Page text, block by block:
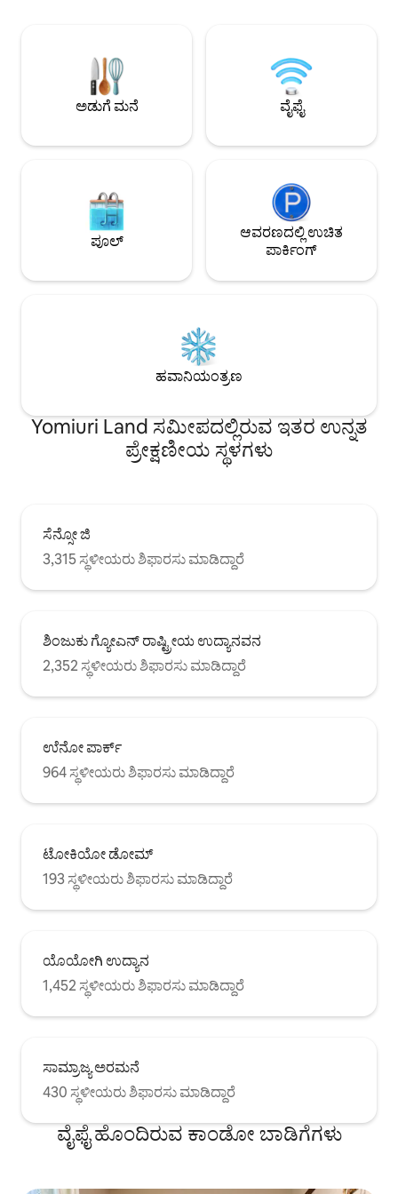
ಅನುಭವದಿಂದ, ನಾನು ಅಂತಹ ಸ್ಥಳವನ್ನು
ಹೊಂದಿದ್ದರೆ, ನನ್ನನ್ನು ಆತ್ಮವಿಶ್ವಾಸದಿಂದ ಆಡಲು
ಕರೆದೊಯ್ಯಲು ಸಾಧ್ಯವಾಗುತ್ತದೆ ಎಂದು ನಾನು
ಭಾವಿಸಿದೆ. ಜಗತ್ತು ಜನರು ಹೊಸ ವಿಷಯಗಳನ್ನು
ಕೆಲಸಗಳನ್ನು ಮಾಡಬಹುದು ಮತ್ತು ಪ್ರತಿದಿನ ಹೆಚ್ಚು
ಬುಕ್ ಮಾಡಿದ ಜನರ ಸಂಖ್ಯೆಗಿಂತ ಹೆಚ್ಚಿನ ಜನರನ್ನು
ದೃಢೀಕರಿಸಿದರೆ (ರೂಮ್‌ಗೆ ಪ್ರವೇಶಿಸಿದರೆ), ನಾವು
ಹೆಚ್ಚುವರಿ ಶುಲ್ಕವಾಗಿ ದಿನಕ್ಕೆ ಪ್ರತಿ ವ್ಯಕ್ತಿಗೆ 10,000 ಯೆನ್
ಶುಲ್ಕ ವಿಧಿಸುತ್ತೇವೆ.ಇದಲ್ಲದೆ, ಬಳಕೆದಾರರನ್ನು
ಅನುಮತಿಸುವುದಿಲ್ಲ. ಗೆಸ್ಟ್‌ಗಳ ಸಂಖ್ಯೆ ಹೆಚ್ಚಾಗುತ್ತದೆಯೇ
ನಂತರ BBQ ಜೊತೆಗೆ
ಕುರ್ಚಿ.ಟೆಂಟ್ ಸೌನಾ
ಚಿಮಣಿಯನ್ನು ಹೊಂದಿದೆ,
ಮಳೆಯಾದರೂ
ಸಟೊಯಾಮಾದಲ್ಲಿ
ಮತ್ತು ಮುಚ್ಚಿದ ಛಾವಣಿ
ಬಂದರೂ ಸಹ ನೀವು
ಆನಂದಿಸಬಹುದು.
ಮತ್ತು ಹಗಲಿನಲ್ಲಿ
ಹೊಂದಲು ಶಿಫಾರಸು
ಪಾಟ್ ಮತ್ತು ಫೈರ್
ಅಡುಗೆ ಮನೆ ವೈಫೈ
ಪೂಲ್
ಆವರಣದಲ್ಲಿ ಉಚಿತ
ಪಾರ್ಕಿಂಗ್
ಹವಾನಿಯಂತ್ರಣ
Yomiuri Land ಸಮೀಪದಲ್ಲಿರುವ ಇತರ ಉನ್ನತ
ಪ್ರೇಕ್ಷಣೀಯ ಸ್ಥಳಗಳು
ಸೆನ್ಸೋ ಜಿ
3,315 ಸ್ಥಳೀಯರು ಶಿಫಾರಸು ಮಾಡಿದ್ದಾರೆ
ಶಿಂಜುಕು ಗ್ಯೋಎನ್ ರಾಷ್ಟ್ರೀಯ ಉದ್ಯಾನವನ
2,352 ಸ್ಥಳೀಯರು ಶಿಫಾರಸು ಮಾಡಿದ್ದಾರೆ
ಉೆನೋ ಪಾರ್ಕ್
964 ಸ್ಥಳೀಯರು ಶಿಫಾರಸು ಮಾಡಿದ್ದಾರೆ
ಟೋಕಿಯೋ ಡೋಮ್
193 ಸ್ಥಳೀಯರು ಶಿಫಾರಸು ಮಾಡಿದ್ದಾರೆ
ಯೊಯೋಗಿ ಉದ್ಯಾನ
1,452 ಸ್ಥಳೀಯರು ಶಿಫಾರಸು ಮಾಡಿದ್ದಾರೆ
ಸಾಮ್ರಾಜ್ಯ ಅರಮನೆ
430 ಸ್ಥಳೀಯರು ಶಿಫಾರಸು ಮಾಡಿದ್ದಾರೆ
ವೈಫೈ ಹೊಂದಿರುವ ಕಾಂಡೋ ಬಾಡಿಗೆಗಳು